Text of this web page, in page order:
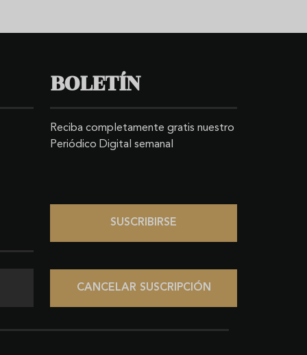
BOLETÍN
Reciba completamente gratis nuestro
Periódico Digital semanal
SUSCRIBIRSE
CANCELAR SUSCRIPCIÓN